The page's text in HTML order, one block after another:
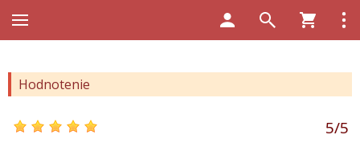
Hodnotenie
5/5